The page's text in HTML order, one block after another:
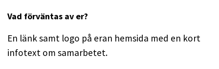
Vad förväntas av er?
En länk samt logo på eran hemsida med en kort
infotext om samarbetet.